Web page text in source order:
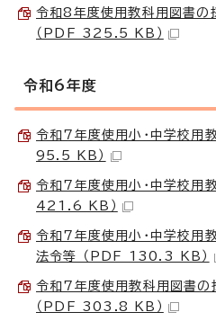
令和8年度使用教科用図書の
（PDF 325.5 KB）
令和6年度
令和7年度使用小・中学校用
95.5 KB）
令和7年度使用小・中学校用
421.6 KB）
令和7年度使用小・中学校用
法令等 （PDF 130.3 KB）
令和7年度使用教科用図書の
（PDF 303.8 KB）